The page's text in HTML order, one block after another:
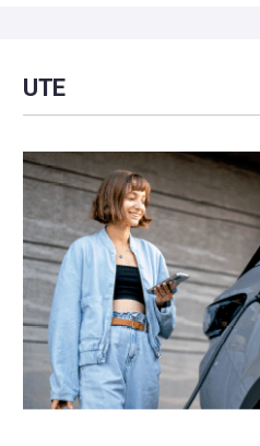
UTE